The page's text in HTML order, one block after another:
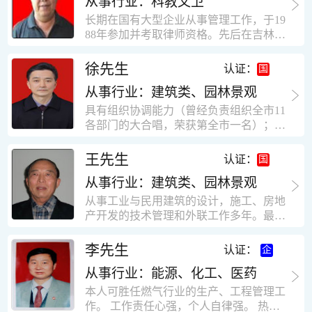
米，砖混结构，皮带运输走廊一个，框架
结构长185米，高5.2米的框架结构。1991
年调入新乡市新营建筑公司历任：七里三
营乡刘庄火力发电厂项目经理，该项目有
平方装配式工业厂房，焦作市林果住宅小
区项目经理，该项目有住宅楼9栋6层砖混
结构，总建筑面积36000平方米。2004年
限公司专业监理工程师，广东重工监理有
限公司任专业监理工程师，监督的工程
有：广东东莞市花润雪花啤酒厂二期扩建
工程，该工程有钢结构工业厂房2栋，每
栋9000平方米。东莞市新世纪花苑，该工
场；一栋17层。2栋总面积32000平方米，
框架结构。南奥园金州商业步行街等工
程。30年的工作经验积累，使自己能适应
建筑行业的多种工作岗位。
统、远程抄表系统等相关系统主流产品，
有较强的售前技术支持能力，并具有较丰
富的设备调试经验； 能独立完成系统集成
建与扩充经验，并具备教育训练能力；
长期在国有大型企业从事管理工作，于19
88年参加并考取律师资格。先后在吉林油
辽宁华夏律师事务所和辽宁鑫诺律师事务
所执业。王律师在数十年的执业经历中，
多次与美国、英国、香港、北京、深圳等
地的律师共同办理法律事务。 对民商事的
诉讼和非诉讼的合同纠纷、劳动纠纷、债
对刑事案件、仲裁案件都颇有造诣。尤其
擅长处理涉及公司管理、企业改制，资产
收购重组等法律业务。王律师有多篇学术
论文在省部级会议和刊物上发表。数十年
的执业经历中，王律师经办了数百起诉讼
和非诉讼案件，取得了较好的经济效益和
律师一贯的工作作风；法律第一和当事人
合法权益第一，忠诚和敬业是王福营律师
的永恒的追求。
徐先生 认证：
从事行业：建筑类、园林景观
具有组织协调能力（曾经负责组织全市11
各部门的大合唱，荣获第全市一名）；知
等领域）；实际工作能力强，且经验丰
富。
王先生 认证：
从事行业：建筑类、园林景观
从事工业与民用建筑的设计，施工、房地
产开发的技术管理和外联工作多年。最大
最高26层。基础理论和专业技术知识功底
深厚，能熟练从事复杂技术工程的设计与
计算工作，有丰富的大中型工程项目的施
工技术经验。知识广博，设计、施工、予
决算、资产评估等都有较深造诣。曾独立
李先生 认证：
从事行业：能源、化工、医药
本人可胜任燃气行业的生产、工程管理工
作。 工作责任心强，个人自律强。 热爱